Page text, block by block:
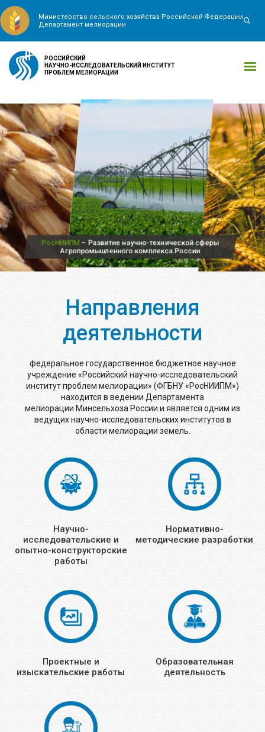
Министерство сельского хозяйства Российской Федерации
Департамент мелиорации
РОССИЙСКИЙ
НАУЧНО-ИССЛЕДОВАТЕЛЬСКИЙ ИНСТИТУТ
ПРОБЛЕМ МЕЛИОРАЦИИ
РосНИИПМ – Развитие научно-технической сферы
Агропромышленного комплекса России
Направления
деятельности
федеральное государственное бюджетное научное
учреждение «Российский научно-исследовательский
институт проблем мелиорации» (ФГБНУ «РосНИИПМ»)
находится в ведении Департамента
мелиорации Минсельхоза России и является одним из
ведущих научно-исследовательских институтов в
области мелиорации земель.
Научно-
исследовательские и
опытно-конструкторские
работы
Нормативно-
методические разработки
Проектные и
изыскательские работы
Образовательная
деятельность